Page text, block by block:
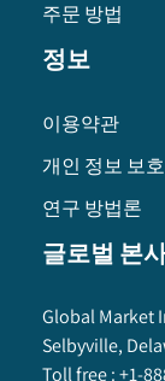
주문 방법
정보
이용약관
개인 정보 보
연구 방법론
글로벌 본
Global Market
Selbyville,
Toll free :+1-